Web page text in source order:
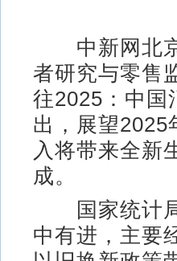
中新网北京
者研究与零售
往2025：中国
出，展望2025
入将带来全新
成。
国家统计局
中有进，主要